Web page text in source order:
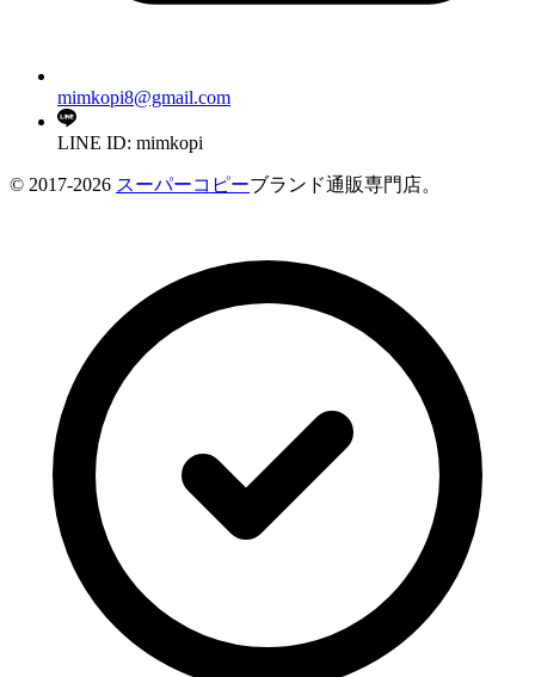
mimkopi8@gmail.com
LINE ID: mimkopi
© 2017-2026 スーパーコピーブランド通販専門店。